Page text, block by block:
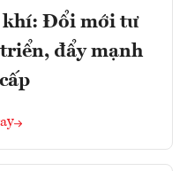
khí: Đổi mới tư
đẩy mạnh